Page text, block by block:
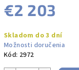
€2 203
cena:
Skladom do 3 dní
Možnosti doručenia
Kód: 2972